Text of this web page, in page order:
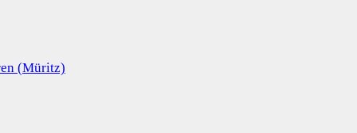
(Müritz)